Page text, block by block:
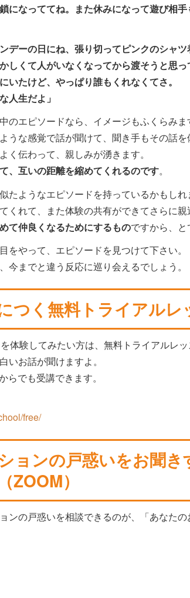
になっててね。また休みになって遊び相
デーの日にね、張り切ってピンクのシャ
しくて人がいなくなってから渡そうと思っ
いたけど、やっぱり誰もくれなくてさ。
人生だよ」
のエピソードなら、イメージもふくらみま
うな感覚で話が聞けて、聞き手もその話
く伝わって、親しみが湧きます。
、互いの距離を縮めてくれるのです。
たようなエピソードを持っているかもしれ
くれて、また体験の共有ができてさらに親
て仲良くなるためにするものですから、と
をやって、エピソードを見つけて下さい。
今までと違う反応に巡り会えるでしょう。
つく無料トライアルレ
体験してみたい方は、無料トライアルレッ
いお話が聞けますよ。
らでも受講できます。
free/
ョンの戸惑いをお聞
ZOOM）
ンの戸惑いを相談できるのが、「あなた